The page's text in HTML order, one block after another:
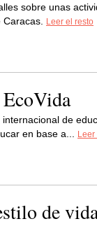
sobre unas
Leer el resto
de
en base a...
de